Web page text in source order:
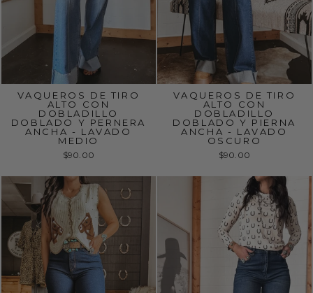
VAQUEROS DE TIRO
ALTO CON
DOBLADILLO
DOBLADO Y PERNERA
ANCHA - LAVADO
MEDIO
$90.00
VAQUEROS DE TIRO
ALTO CON
DOBLADILLO
DOBLADO Y PIERNA
ANCHA - LAVADO
OSCURO
$90.00